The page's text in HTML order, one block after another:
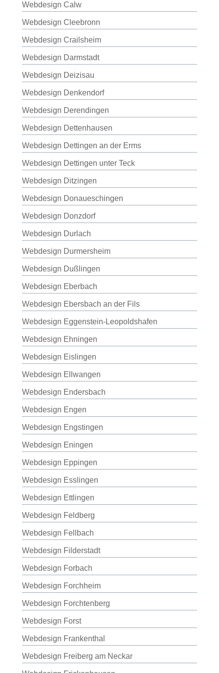
Webdesign Calw
Webdesign Cleebronn
Webdesign Crailsheim
Webdesign Darmstadt
Webdesign Deizisau
Webdesign Denkendorf
Webdesign Derendingen
Webdesign Dettenhausen
Webdesign Dettingen an der Erms
Webdesign Dettingen unter Teck
Webdesign Ditzingen
Webdesign Donaueschingen
Webdesign Donzdorf
Webdesign Durlach
Webdesign Durmersheim
Webdesign Dußlingen
Webdesign Eberbach
Webdesign Ebersbach an der Fils
Webdesign Eggenstein-Leopoldshafen
Webdesign Ehningen
Webdesign Eislingen
Webdesign Ellwangen
Webdesign Endersbach
Webdesign Engen
Webdesign Engstingen
Webdesign Eningen
Webdesign Eppingen
Webdesign Esslingen
Webdesign Ettlingen
Webdesign Feldberg
Webdesign Fellbach
Webdesign Filderstadt
Webdesign Forbach
Webdesign Forchheim
Webdesign Forchtenberg
Webdesign Forst
Webdesign Frankenthal
Webdesign Freiberg am Neckar